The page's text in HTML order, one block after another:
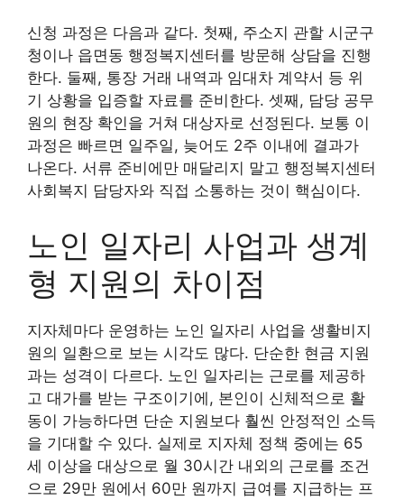
신청 과정은 다음과 같다. 첫째, 주소지 관할 시군구
청이나 읍면동 행정복지센터를 방문해 상담을 진행
한다. 둘째, 통장 거래 내역과 임대차 계약서 등 위
기 상황을 입증할 자료를 준비한다. 셋째, 담당 공무
원의 현장 확인을 거쳐 대상자로 선정된다. 보통 이
과정은 빠르면 일주일, 늦어도 2주 이내에 결과가
나온다. 서류 준비에만 매달리지 말고 행정복지센터
사회복지 담당자와 직접 소통하는 것이 핵심이다.
노인 일자리 사업과 생계
형 지원의 차이점
지자체마다 운영하는 노인 일자리 사업을 생활비지
원의 일환으로 보는 시각도 많다. 단순한 현금 지원
과는 성격이 다르다. 노인 일자리는 근로를 제공하
고 대가를 받는 구조이기에, 본인이 신체적으로 활
동이 가능하다면 단순 지원보다 훨씬 안정적인 소득
을 기대할 수 있다. 실제로 지자체 정책 중에는 65
세 이상을 대상으로 월 30시간 내외의 근로를 조건
으로 29만 원에서 60만 원까지 급여를 지급하는 프